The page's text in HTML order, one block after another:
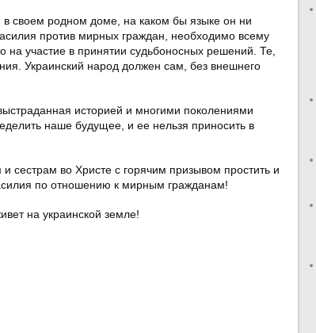
в своем родном доме, на каком бы языке он ни
против мирных граждан, необходимо всему
на участие в принятии судьбоносных решений. Те,
Украинский народ должен сам, без внешнего
историей и многими поколениями
наше будущее, и ее нельзя приносить в
во Христе с горячим призывом простить и
по отношению к мирным гражданам!
на украинской земле!